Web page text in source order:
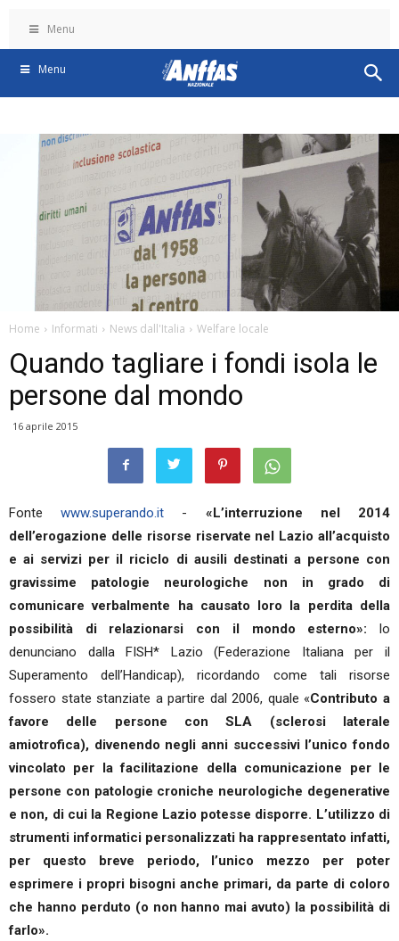
Menu
Menu
Home Informati News dall'Italia Welfare locale
Quando tagliare i fondi isola le
persone dal mondo
16 aprile 2015
Fontewww.superando.it - «L’interruzione nel 2014
dell’erogazione delle risorse riservate nel Lazio all’acquisto
e ai servizi per il riciclo di ausili destinati a persone con
gravissime patologie neurologiche non in grado di
comunicare verbalmente ha causato loro la perdita della
possibilità di relazionarsi con il mondo esterno»: lo
denunciano dalla FISH* Lazio (Federazione Italiana per il
Superamento dell’Handicap), ricordando come tali risorse
fossero state stanziate a partire dal 2006, quale «Contributo a
favore delle persone con SLA (sclerosi laterale
amiotrofica), divenendo negli anni successivi l’unico fondo
vincolato per la facilitazione della comunicazione per le
persone con patologie croniche neurologiche degenerative
e non, di cui la Regione Lazio potesse disporre. L’utilizzo di
strumenti informatici personalizzati ha rappresentato infatti,
per questo breve periodo, l’unico mezzo per poter
esprimere i propri bisogni anche primari, da parte di coloro
che hanno perduto (o non hanno mai avuto) la possibilità di
farlo».